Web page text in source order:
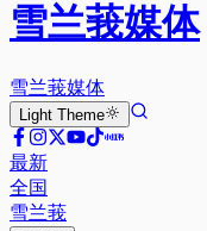
雪兰莪媒体
雪兰莪媒体
Light Theme
最新
全国
雪兰莪